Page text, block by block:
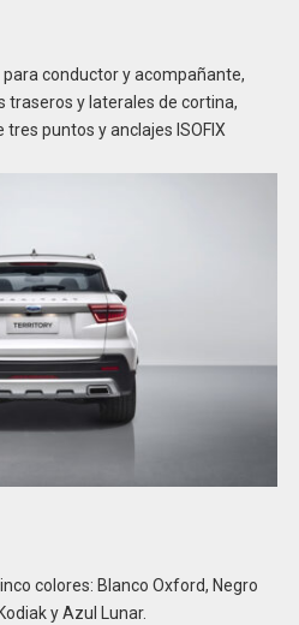
conductor y acompañante,
traseros y laterales de cortina,
puntos y anclajes ISOFIX
colores: Blanco Oxford, Negro
y Azul Lunar.